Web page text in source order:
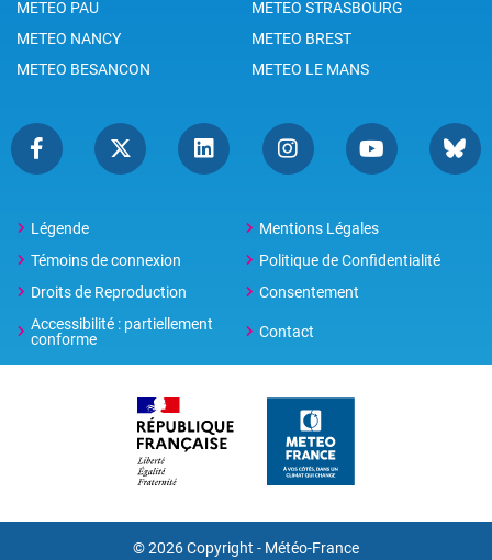
METEO PAU
METEO STRASBOURG
METEO NANCY
METEO BREST
METEO BESANCON
METEO LE MANS
Légende
Mentions Légales
Témoins de connexion
Politique de Confidentialité
Droits de Reproduction
Consentement
Accessibilité : partiellement
conforme
Contact
© 2026 Copyright - Météo-France